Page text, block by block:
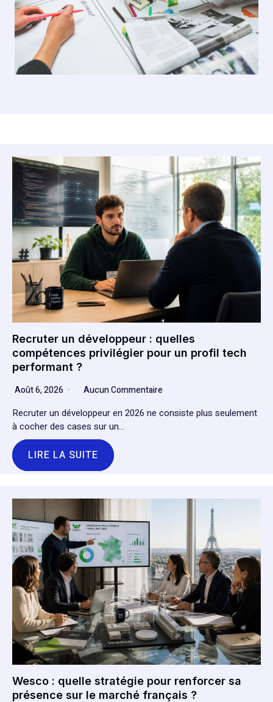
Recruter un développeur : quelles
compétences privilégier pour un profil tech
performant ?
Août 6, 2026
Aucun Commentaire
Recruter un développeur en 2026 ne consiste plus seulement
à cocher des cases sur un…
LIRE LA SUITE
Wesco : quelle stratégie pour renforcer sa
présence sur le marché français ?